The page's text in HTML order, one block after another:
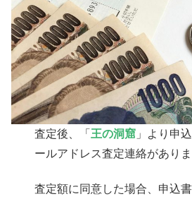
査定後、「 王の洞窟 」より申
ールアドレス査定連絡がありま
査定額に同意した場合、申込